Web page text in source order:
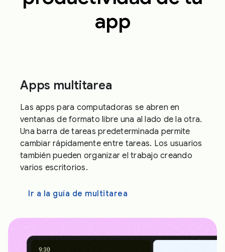
app
Apps multitarea
Las apps para computadoras se abren en
ventanas de formato libre una al lado de la otra.
Una barra de tareas predeterminada permite
cambiar rápidamente entre tareas. Los usuarios
también pueden organizar el trabajo creando
varios escritorios.
Ir a la guía de multitarea